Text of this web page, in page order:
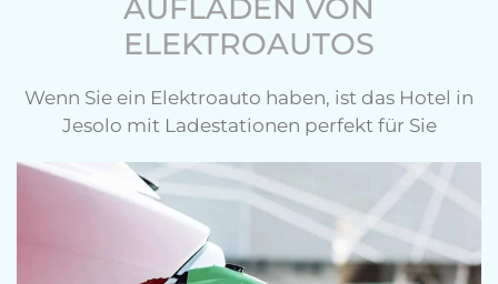
AUFLADEN VON
ELEKTROAUTOS
Wenn Sie ein Elektroauto haben, ist das Hotel in
Jesolo mit Ladestationen perfekt für Sie